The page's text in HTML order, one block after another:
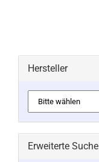
Hersteller
Erweiterte Suche